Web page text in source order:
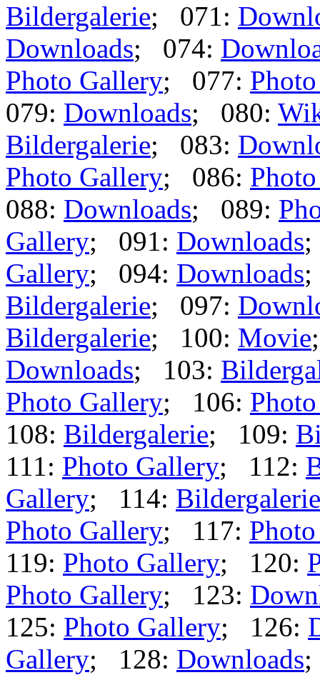
Bildergalerie; 071:
Downloads; 074:
Photo Gallery; 077:
079: Downloads; 080:
Bildergalerie; 083:
Photo Gallery; 086:
088: Downloads; 089:
Gallery; 091: Downloads
Gallery; 094: Downloads
Bildergalerie; 097:
Bildergalerie; 100: Movie
Downloads; 103:
Photo Gallery; 106:
108: Bildergalerie; 109:
111: Photo Gallery; 112:
Gallery; 114: Bildergalerie
Photo Gallery; 117:
119: Photo Gallery; 120:
Photo Gallery; 123:
125: Photo Gallery; 126:
Gallery; 128: Downloads